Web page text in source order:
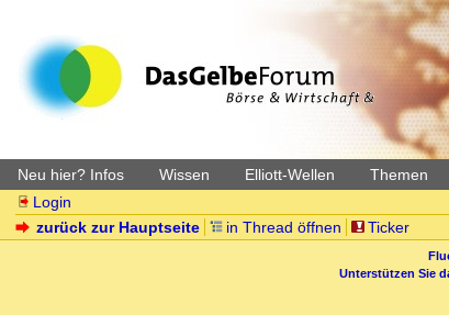
Neu hier? Infos Wissen Elliott-Wellen Themen
Login
zurück zur Hauptseite
in Thread öffnen Ticker
Unterstützen Sie